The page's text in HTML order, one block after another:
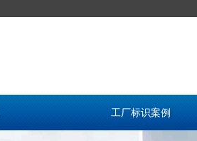
工厂标识案例